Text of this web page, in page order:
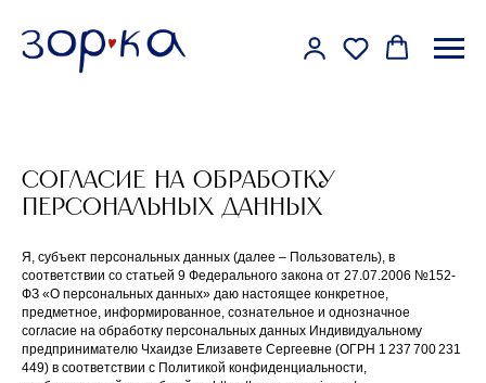
Согласие на обработку
персональных данных
Я, субъект персональных данных (далее – Пользователь), в
соответствии со статьей 9 Федерального закона от 27.07.2006 №152-
ФЗ «О персональных данных» даю настоящее конкретное,
предметное, информированное, сознательное и однозначное
согласие на обработку персональных данных Индивидуальному
предпринимателю Чхаидзе Елизавете Сергеевне (ОГРН 1 237 700 231
449) в соответствии с Политикой конфиденциальности,